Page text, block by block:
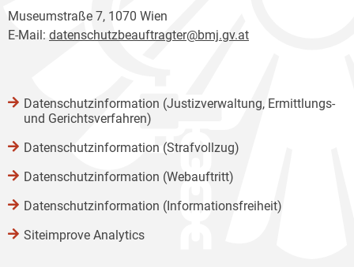
Museumstraße 7, 1070 Wien
E-Mail: datenschutzbeauftragter@bmj.gv.at
Datenschutzinformation (Justizverwaltung, Ermittlungs-
und Gerichtsverfahren)
Datenschutzinformation (Strafvollzug)
Datenschutzinformation (Webauftritt)
Datenschutzinformation (Informationsfreiheit)
Siteimprove Analytics